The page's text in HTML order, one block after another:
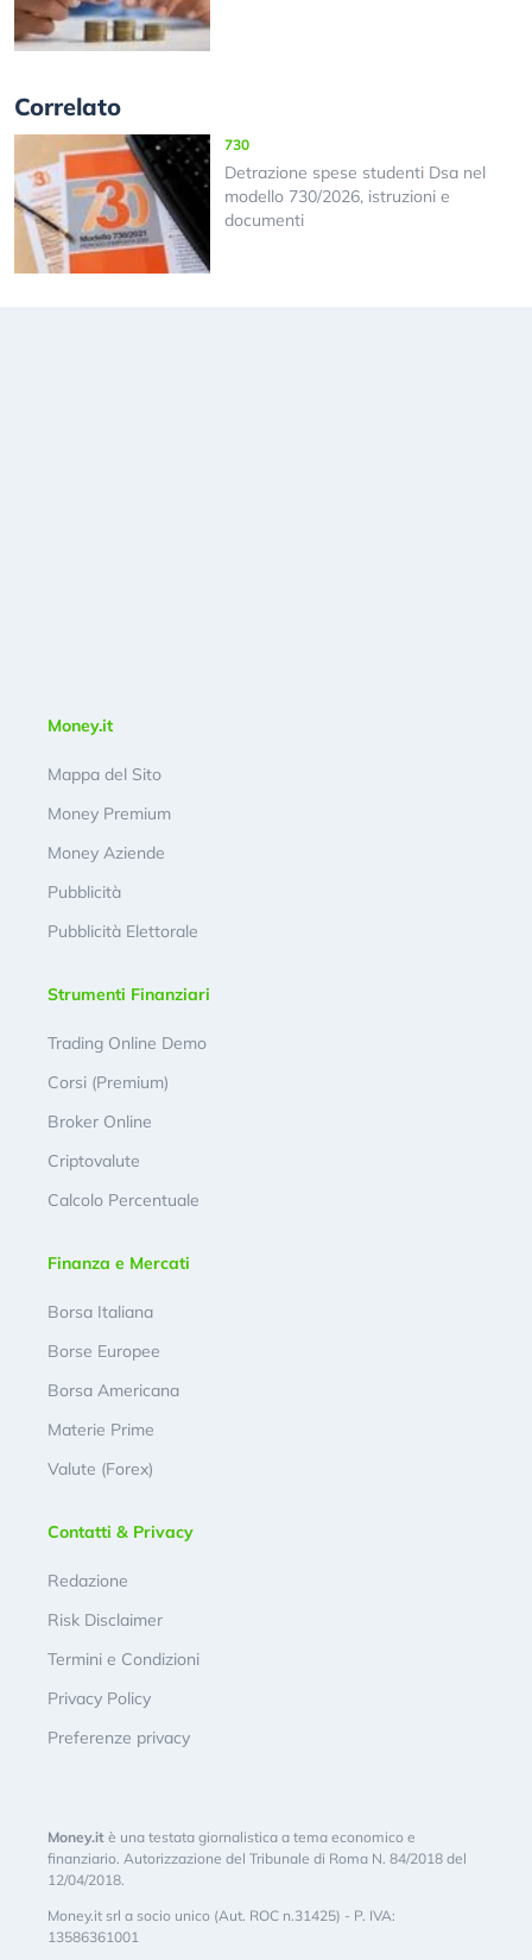
Correlato
730
Detrazione spese studenti Dsa nel
modello 730/2026, istruzioni e
documenti
Money.it
Mappa del Sito
Money Premium
Money Aziende
Pubblicità
Pubblicità Elettorale
Strumenti Finanziari
Trading Online Demo
Corsi (Premium)
Broker Online
Criptovalute
Calcolo Percentuale
Finanza e Mercati
Borsa Italiana
Borse Europee
Borsa Americana
Materie Prime
Valute (Forex)
Contatti & Privacy
Redazione
Risk Disclaimer
Termini e Condizioni
Privacy Policy
Preferenze privacy
Money.it è una testata giornalistica a tema economico e
finanziario. Autorizzazione del Tribunale di Roma N. 84/2018 del
12/04/2018.
Money.it srl a socio unico (Aut. ROC n.31425) - P. IVA:
13586361001